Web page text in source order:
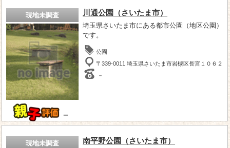
現地未調査
－
川通公園（さいたま市）
埼玉県さいたま市にある都市公園（地区公園）
です。
公園
〒339-0011 埼玉県さいたま市岩槻区長宮１０６２
－
現地未調査 南平野公園（さいたま市）